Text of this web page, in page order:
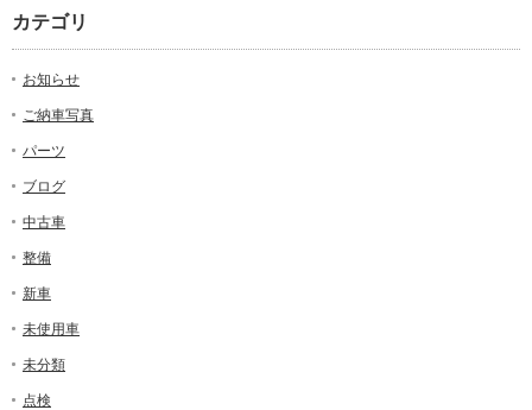
カテゴリ
お知らせ
ご納車写真
パーツ
ブログ
中古車
整備
新車
未使用車
未分類
点検